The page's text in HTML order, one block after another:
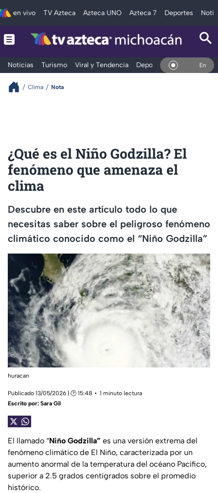
en vivo TV Azteca Azteca UNO Azteca 7 Deportes
Noticias Turismo Viral y Tendencia Deportes Espectáculos
En Vivo
Clima Nota
¿Qué es el Niño Godzilla? El
fenómeno que amenaza el
clima
Descubre en este artículo todo lo que
necesitas saber sobre el peligroso fenómeno
climático conocido como el “Niño Godzilla”
huracan
Publicado 13/05/2026 | 🕑 15:48
1 minuto lectura
Escrito por: Sara Gil
El llamado “Niño Godzilla” es una versión extrema del
fenómeno climático de El Niño, caracterizada por un
aumento anormal de la temperatura del océano Pacífico,
superior a 2.5 grados centígrados sobre el promedio
histórico.